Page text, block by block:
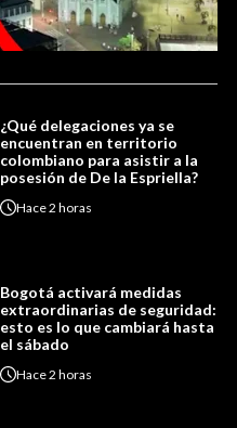
¿Qué delegaciones ya se
encuentran en territorio
colombiano para asistir a la
posesión de De la Espriella?
Hace2 horas
Bogotá activará medidas
extraordinarias de seguridad:
esto es lo que cambiará hasta
el sábado
Hace2 horas